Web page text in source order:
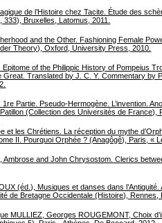
de l’Histoire chez Tacite. Étude des
Bruxelles, Latomus, 2011.
and the Other. Fashioning Female
Theory), Oxford, University Press, 2010.
of the Philippic History of Pompeius
Translated by J. C. Y. Commentary by
Partie. Pseudo-Hermogène. L’invention.
(Collection des Universités de France),
et les Chrétiens. La réception du mythe
II. Pourquoi Orphée ? (Anagôgê), Paris, «
Ambrose and John Chrysostom. Clerics
(éd.), Musiques et danses dans
de Bretagne Occidentale (Histoire), Rennes,
MULLIEZ, Georges ROUGEMONT, Choix